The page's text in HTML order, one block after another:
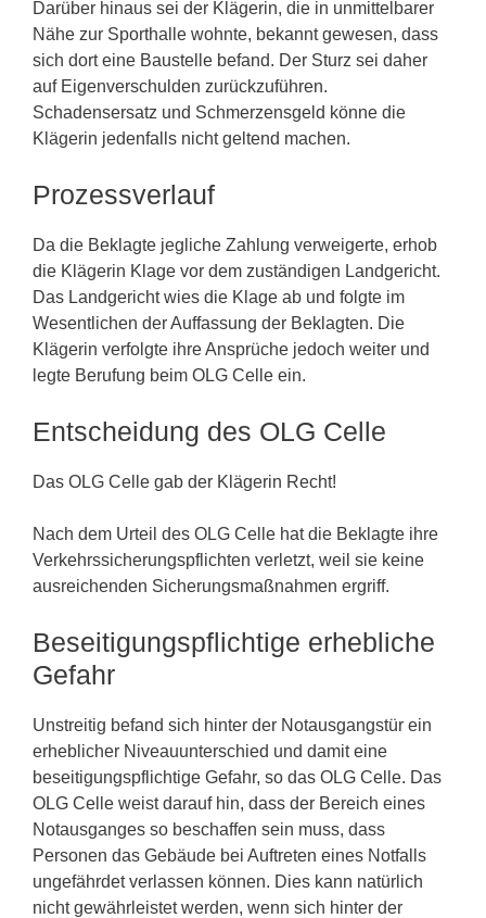
Darüber hinaus sei der Klägerin, die in unmittelbarer
Nähe zur Sporthalle wohnte, bekannt gewesen, dass
sich dort eine Baustelle befand. Der Sturz sei daher
auf Eigenverschulden zurückzuführen.
Schadensersatz und Schmerzensgeld könne die
Klägerin jedenfalls nicht geltend machen.
Prozessverlauf
Da die Beklagte jegliche Zahlung verweigerte, erhob
die Klägerin Klage vor dem zuständigen Landgericht.
Das Landgericht wies die Klage ab und folgte im
Wesentlichen der Auffassung der Beklagten. Die
Klägerin verfolgte ihre Ansprüche jedoch weiter und
legte Berufung beim OLG Celle ein.
Entscheidung des OLG Celle
Das OLG Celle gab der Klägerin Recht!
Nach dem Urteil des OLG Celle hat die Beklagte ihre
Verkehrssicherungspflichten verletzt, weil sie keine
ausreichenden Sicherungsmaßnahmen ergriff.
Beseitigungspflichtige erhebliche
Gefahr
Unstreitig befand sich hinter der Notausgangstür ein
erheblicher Niveauunterschied und damit eine
beseitigungspflichtige Gefahr, so das OLG Celle. Das
OLG Celle weist darauf hin, dass der Bereich eines
Notausganges so beschaffen sein muss, dass
Personen das Gebäude bei Auftreten eines Notfalls
ungefährdet verlassen können. Dies kann natürlich
nicht gewährleistet werden, wenn sich hinter der